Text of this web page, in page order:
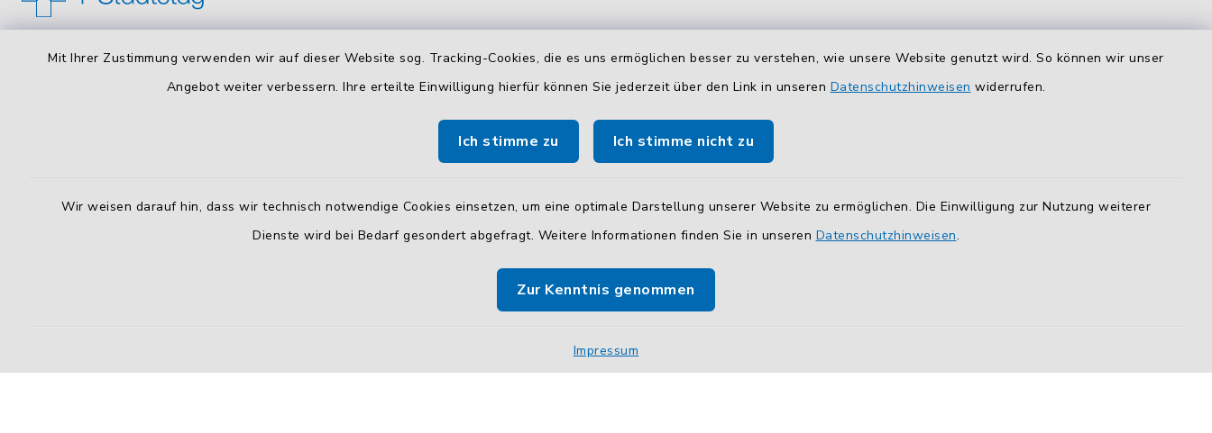
Mit Ihrer Zustimmung verwenden wir auf dieser Website sog. Tracking-Cookies, die es uns ermöglichen besser zu verstehen, wie unsere Website genutzt wird. So können wir unser
Angebot weiter verbessern. Ihre erteilte Einwilligung hierfür können Sie jederzeit über den Link in unseren Datenschutzhinweisen widerrufen.
Ich stimme zu Ich stimme nicht zu
Wir weisen darauf hin, dass wir technisch notwendige Cookies einsetzen, um eine optimale Darstellung unserer Website zu ermöglichen. Die Einwilligung zur Nutzung weiterer
Dienste wird bei Bedarf gesondert abgefragt. Weitere Informationen finden Sie in unseren Datenschutzhinweisen.
Zur Kenntnis genommen
Impressum
Bayerischer Städtetag
post@bay-staedtetag.de
Öffnungszeiten
8:00 - 12:30 Uhr
Zusätzliche
Erreichbarkeit
Durchwahlrufnummern
Die Durchwahlrufnummern unserer
finden Siehier.
Kontaktformular
SicheresKontaktformular
BayernID verwenden.
Route planen